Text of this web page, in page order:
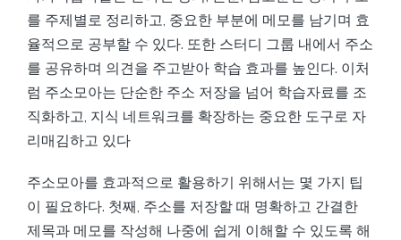
를 주제별로 정리하고, 중요한 부분에 메모를 남기며 효
율적으로 공부할 수 있다. 또한 스터디 그룹 내에서 주소
를 공유하며 의견을 주고받아 학습 효과를 높인다. 이처
럼 주소모아는 단순한 주소 저장을 넘어 학습자료를 조
직화하고, 지식 네트워크를 확장하는 중요한 도구로 자
리매김하고 있다
주소모아를 효과적으로 활용하기 위해서는 몇 가지 팁
이 필요하다. 첫째, 주소를 저장할 때 명확하고 간결한
제목과 메모를 작성해 나중에 쉽게 이해할 수 있도록 해